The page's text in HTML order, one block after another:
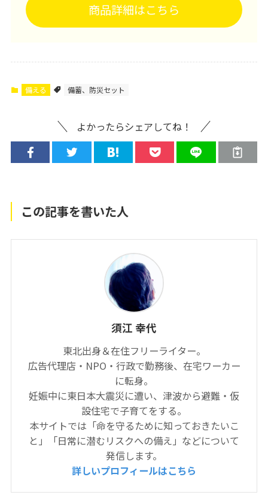
商品詳細はこちら
備える 備蓄、防災セット
よかったらシェアしてね！
この記事を書いた人
須江 幸代
東北出身＆在住フリーライター。
広告代理店・NPO・行政で勤務後、在宅ワーカー
に転身。
妊娠中に東日本大震災に遭い、津波から避難・仮
設住宅で子育てをする。
本サイトでは「命を守るために知っておきたいこ
と」「日常に潜むリスクへの備え」などについて
発信します。
詳しいプロフィールはこちら